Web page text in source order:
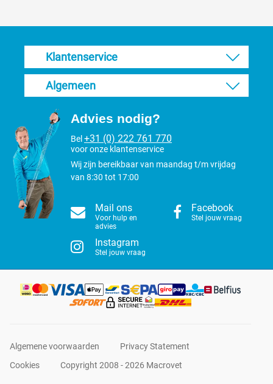
dierenarts.
Klantenservice
Algemeen
Advies nodig?
Bel +31 (0) 222 761 770
voor onze klantenservice
Wij zijn bereikbaar van maandag t/m vrijdag
van 8:30 tot 17:00
Mail ons
Voor hulp en
advies
Facebook
Stel jouw vraag
Instagram
Stel jouw vraag
Algemene voorwaarden
Privacy Statement
Cookies
Copyright 2008 - 2026 Macrovet